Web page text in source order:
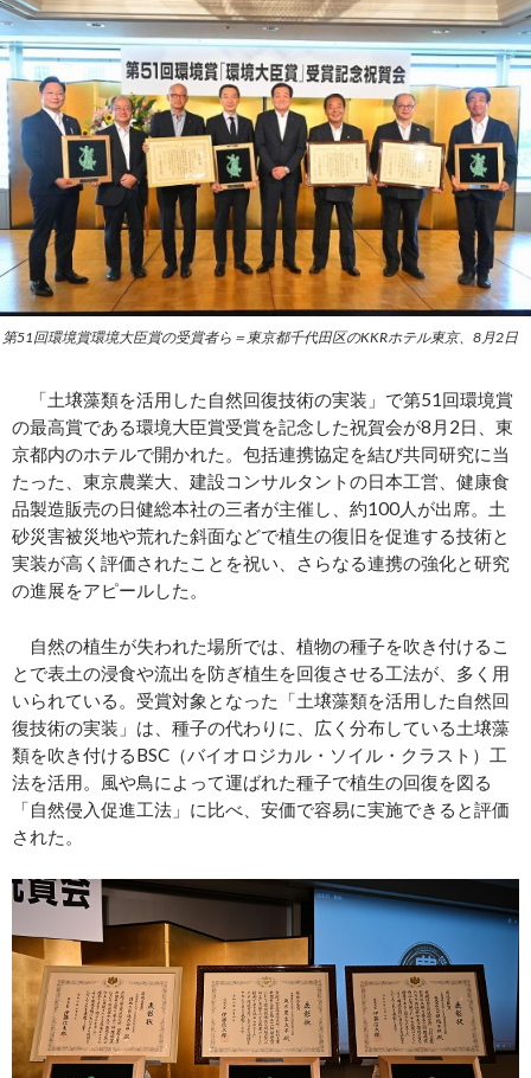
第51回環境賞環境大臣賞の受賞者ら＝東京都千代田区のKKRホテル東京、8月2日
「土壌藻類を活用した自然回復技術の実装」で第51回環境賞
の最高賞である環境大臣賞受賞を記念した祝賀会が8月2日、東
京都内のホテルで開かれた。包括連携協定を結び共同研究に当
たった、東京農業大、建設コンサルタントの日本工営、健康食
品製造販売の日健総本社の三者が主催し、約100人が出席。土
砂災害被災地や荒れた斜面などで植生の復旧を促進する技術と
実装が高く評価されたことを祝い、さらなる連携の強化と研究
の進展をアピールした。
自然の植生が失われた場所では、植物の種子を吹き付けるこ
とで表土の浸食や流出を防ぎ植生を回復させる工法が、多く用
いられている。受賞対象となった「土壌藻類を活用した自然回
復技術の実装」は、種子の代わりに、広く分布している土壌藻
類を吹き付けるBSC（バイオロジカル・ソイル・クラスト）工
法を活用。風や鳥によって運ばれた種子で植生の回復を図る
「自然侵入促進工法」に比べ、安価で容易に実施できると評価
された。